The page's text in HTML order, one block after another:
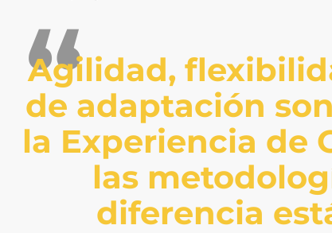
Agilidad,
de adaptación
la Experiencia de
las
diferencia